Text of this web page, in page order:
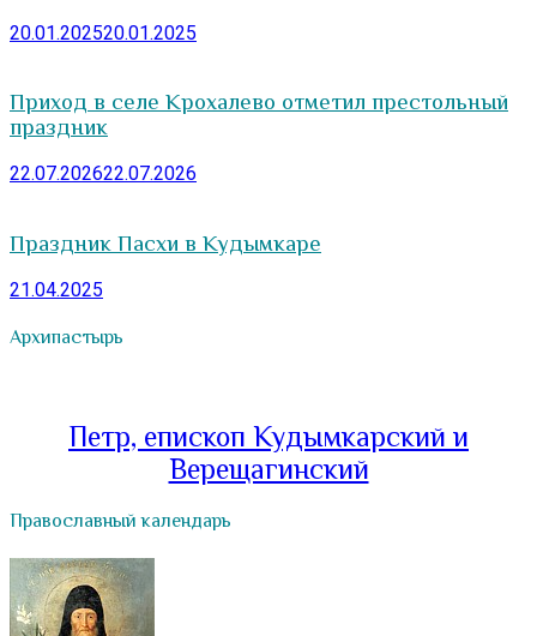
20.01.202520.01.2025
Приход в селе Крохалево отметил престольный
праздник
22.07.202622.07.2026
Праздник Пасхи в Кудымкаре
21.04.2025
Архипастырь
Петр, епископ Кудымкарский и
Верещагинский
Православный календарь